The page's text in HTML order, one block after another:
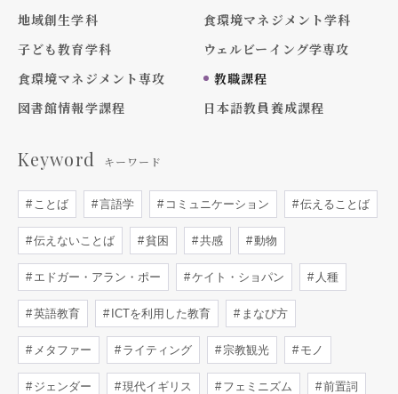
地域創生学科
食環境マネジメント学科
子ども教育学科
ウェルビーイング学専攻
食環境マネジメント専攻
教職課程
図書館情報学課程
日本語教員養成課程
Keyword キーワード
ことば 言語学 コミュニケーション 伝えることば
伝えないことば 貧困 共感 動物
エドガー・アラン・ポー ケイト・ショパン 人種
英語教育 ICTを利用した教育 まなび方
メタファー ライティング 宗教観光 モノ
ジェンダー 現代イギリス フェミニズム 前置詞